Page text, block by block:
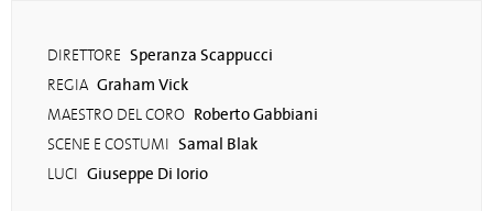
DIRETTORE Speranza Scappucci
REGIA Graham Vick
MAESTRO DEL CORO Roberto Gabbiani
SCENE E COSTUMI Samal Blak
LUCI Giuseppe Di Iorio